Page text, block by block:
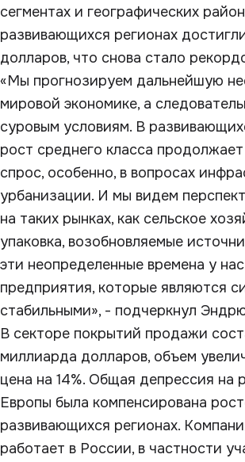
сегментах и географических
развивающихся регионах
долларов, что снова стало
«Мы прогнозируем дальнейшую
мировой экономике, а
суровым условиям. В
рост среднего класса
спрос, особенно, в вопросах
урбанизации. И мы видем
на таких рынках, как сельское
упаковка, возобновляемые
эти неопределенные времена у
предприятия, которые являются
стабильными», - подчеркнул
В секторе покрытий продажи
миллиарда долларов, объем
цена на 14%. Общая депрессия
Европы была компенсирована
развивающихся регионах.
работает в России, в частности